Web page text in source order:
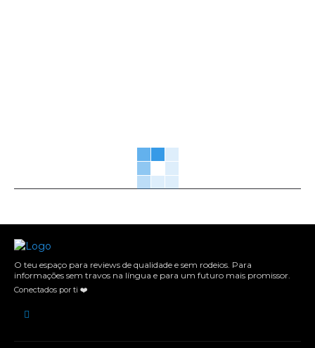
O teu espaço para reviews de qualidade e sem rodeios. Para
informações sem travos na língua e para um futuro mais promissor.
Conectados por ti ❤️